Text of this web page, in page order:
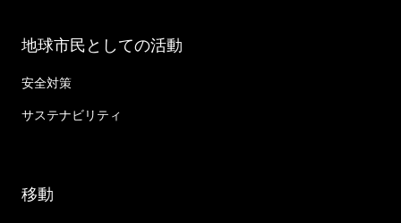
地球市民としての活動
安全対策
サステナビリティ
移動